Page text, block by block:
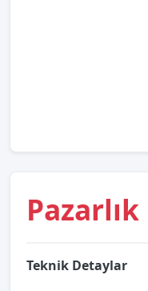
Pazarlık
Teknik Detaylar